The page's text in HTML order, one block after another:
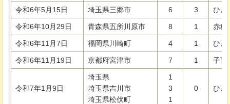
令和6年5月15日 埼玉県三郷市 6 3 ひき
令和6年10月29日 青森県五所川原市 8 1 赤穂
令和6年11月7日 福岡県川崎町 4 1 ひき
令和6年11月19日 京都府宮津市 7 1 子育
令和7年1月9日
埼玉県
埼玉県吉川市
埼玉県松伏町
1
3
1
0 ひき